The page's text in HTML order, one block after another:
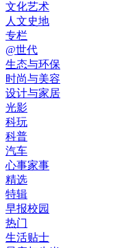
文化艺术
人文史地
专栏
@世代
生态与环保
时尚与美容
设计与家居
光影
科玩
科普
汽车
心事家事
精选
特辑
早报校园
热门
生活贴士